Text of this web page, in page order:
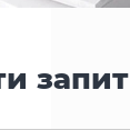
запит